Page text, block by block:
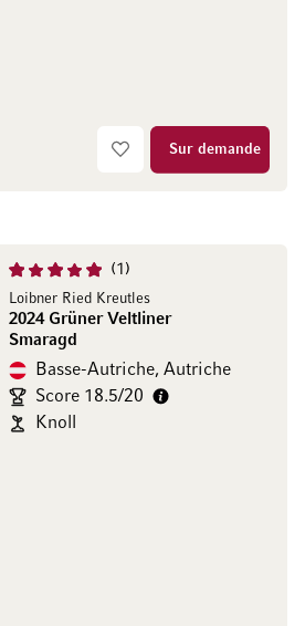
Sur demande
1
Loibner Ried Kreutles
2024 Grüner Veltliner
Smaragd
Basse-Autriche, Autriche
Score 18.5/20
Knoll